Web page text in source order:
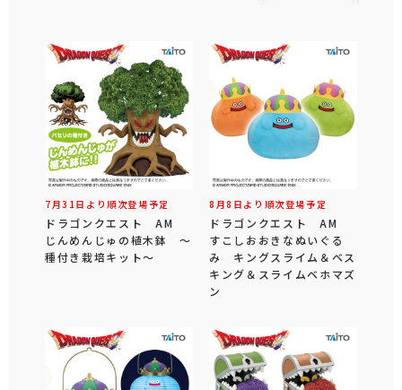
7月31日より順次登場予定
ドラゴンクエスト AM
じんめんじゅの植木鉢 ～
種付き栽培キット～
8月8日より順次登場予定
ドラゴンクエスト AM
すこしおおきなぬいぐる
み キングスライム＆ベス
キング＆スライムベホマズ
ン